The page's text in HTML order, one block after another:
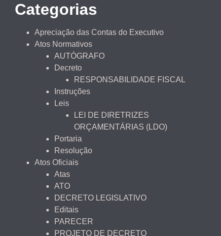
Categorias
Apreciação das Contas do Executivo
Atos Normativos
AUTÓGRAFO
Decreto
RESPONSABILIDADE FISCAL
Instruções
Leis
LEI DE DIRETRIZES
ORÇAMENTÁRIAS (LDO)
Portaria
Resolução
Atos Oficiais
Atas
ATO
DECRETO LEGISLATIVO
Editais
PARECER
PROJETO DE DECRETO